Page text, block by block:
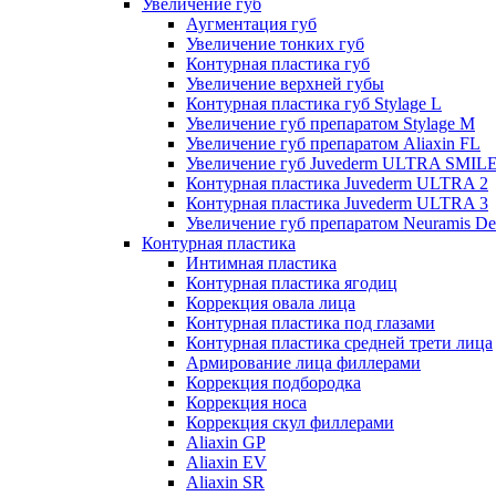
Увеличение губ
Аугментация губ
Увеличение тонких губ
Контурная пластика губ
Увеличение верхней губы
Контурная пластика губ Stylage L
Увеличение губ препаратом Stylage M
Увеличение губ препаратом Aliaxin FL
Увеличение губ Juvederm ULTRA
Контурная пластика Juvederm ULTRA 2
Контурная пластика Juvederm ULTRA 3
Увеличение губ препаратом Neuramis
Контурная пластика
Интимная пластика
Контурная пластика ягодиц
Коррекция овала лица
Контурная пластика под глазами
Контурная пластика средней трети лица
Армирование лица филлерами
Коррекция подбородка
Коррекция носа
Коррекция скул филлерами
Aliaxin GP
Aliaxin EV
Aliaxin SR